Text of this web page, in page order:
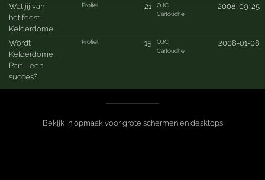
Wat jij van
het feest
Kelderdome
Profiel 21
OJC
Cartouche
2008-09-25
Wordt
Kelderdome
Part II een
succes?
Profiel 15
OJC
Cartouche
2008-01-08
Bekijk in opmaak voor grote schermen en desktops